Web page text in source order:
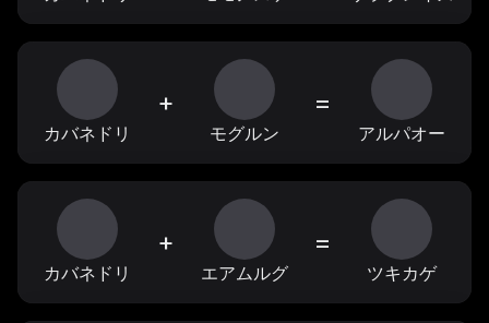
カバネドリ
+
モグルン
=
アルパオー
カバネドリ
+
エアムルグ
=
ツキカゲ